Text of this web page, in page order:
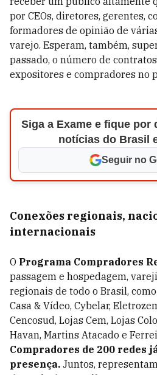
por CEOs, diretores, gerentes,
formadores de opinião de
varejo. Esperam, também,
passado, o número de
expositores e compradores no
Siga a Exame e fique por
notícias do Brasil
Seguir no
Conexões regionais,
internacionais
O Programa Compradores
passagem e hospedagem,
regionais de todo o Brasil,
Casa & Vídeo, Cybelar,
Cencosud, Lojas Cem, Lojas
Havan, Martins Atacado e
Compradores de 200 redes
presença. Juntos,